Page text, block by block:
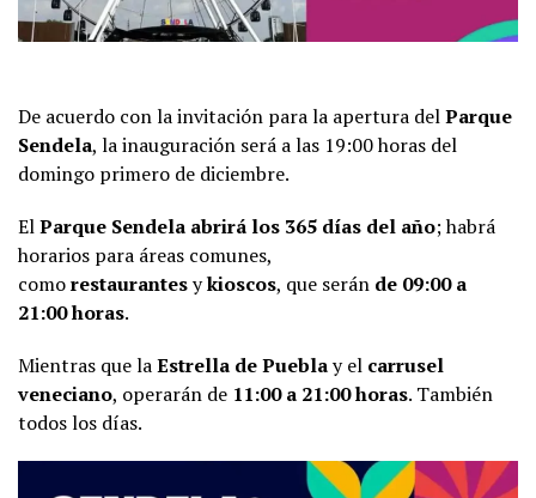
De acuerdo con la invitación para la apertura delParque
Sendela, la inauguración será a las 19:00 horas del
domingo primero de diciembre.
ElParque Sendela abrirá los 365 días del año; habrá
horarios para áreas comunes,
comorestaurantesykioscos, que serán de 09:00 a
21:00 horas.
Mientras que laEstrella de Pueblay el carrusel
veneciano, operarán de 11:00 a 21:00 horas. También
todos los días.